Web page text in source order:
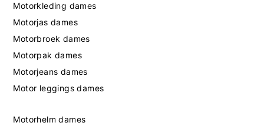
Motorkleding dames
Motorjas dames
Motorbroek dames
Motorpak dames
Motorjeans dames
Motor leggings dames
Motorhelm dames